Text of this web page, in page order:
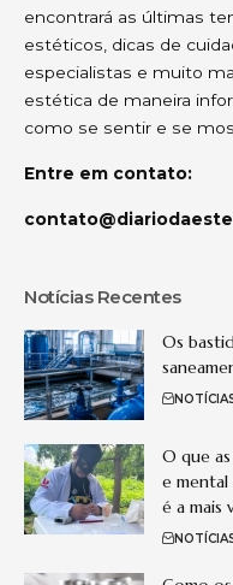
encontrará as últimas
estéticos, dicas de
especialistas e muito
estética de maneira
como se sentir e se
Entre em contato:
Notícias Recentes
Os
O que
e
é a mais